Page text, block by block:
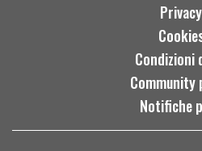
Privacy
Condizioni
Community
Notifiche